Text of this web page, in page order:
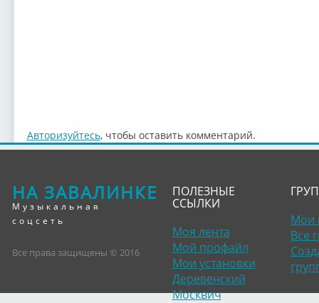
Авторизуйтесь, чтобы оставить комментарий.
НА ЗАВАЛИНКЕ
Музыкальная
соцсеть
Все права защищены © 2016
ПОЛЕЗНЫЕ
ССЫЛКИ
Моя лента
Мой профайл
Мои установки
Деревенский
Москвич
Мои
Все